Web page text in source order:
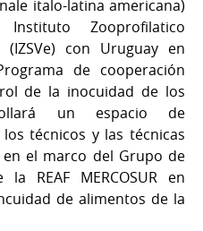
italo-latina americana)
Zooprofilatico
(IZSVe) con Uruguay en
de cooperación
de la inocuidad de los
un espacio de
técnicos y las técnicas
el marco del Grupo de
REAF MERCOSUR en
de alimentos de la